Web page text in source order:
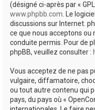
(désigné ci-après par «
www.phpbb.com. Le
discussions sur Internet.
ce que nous acceptons ou
conduite permis. Pour de
phpBB, veuillez consulter :
Vous acceptez de ne pas
vulgaire, diffamatoire,
ou tout autre contenu qui
pays, du pays où «